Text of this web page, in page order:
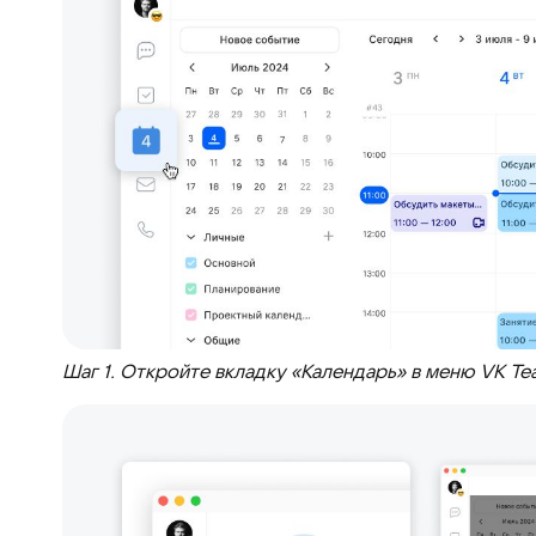
Шаг 1. Откройте вкладку «Календарь» в меню VK